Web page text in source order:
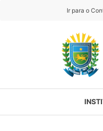
Ir para o